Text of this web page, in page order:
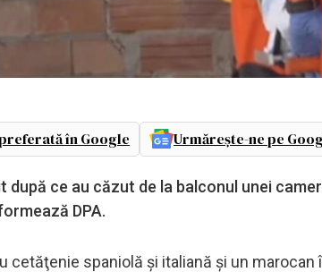
în Google Urmărește-ne pe
după ce au căzut de la balconul unei
DPA.
cetăţenie spaniolă şi italiană şi un